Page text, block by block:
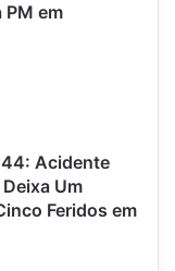
PM em
Acidente
Um
Feridos em